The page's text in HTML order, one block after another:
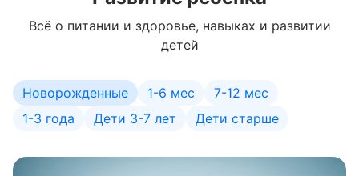
Всё о питании и здоровье, навыках и развитии
детей
Новорожденные 1-6 мес
7-12 мес
1-3 года
Дети 3-7 лет Дети старше